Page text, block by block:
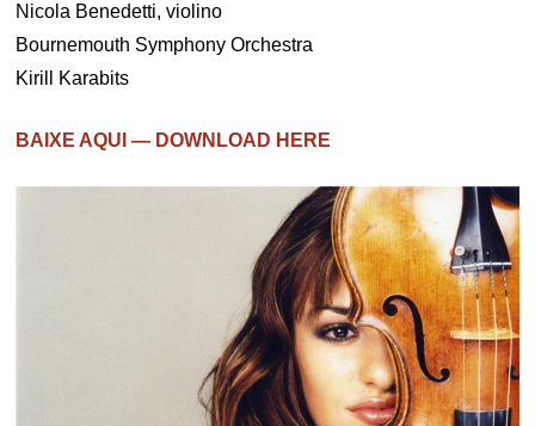
Nicola Benedetti, violino
Bournemouth Symphony Orchestra
Kirill Karabits
BAIXE AQUI — DOWNLOAD HERE